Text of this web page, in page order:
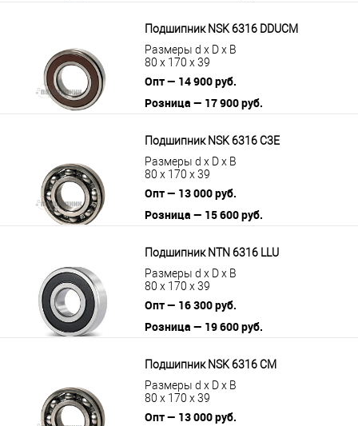
Подшипник NSK 6316 DDUCM
Размеры d x D x B
80 x 170 x 39
Опт — 14 900 руб.
Розница — 17 900 руб.
Подшипник NSK 6316 C3E
Размеры d x D x B
80 x 170 x 39
Опт — 13 000 руб.
Розница — 15 600 руб.
Подшипник NTN 6316 LLU
Размеры d x D x B
80 x 170 x 39
Опт — 16 300 руб.
Розница — 19 600 руб.
Подшипник NSK 6316 CM
Размеры d x D x B
80 x 170 x 39
Опт — 13 000 руб.